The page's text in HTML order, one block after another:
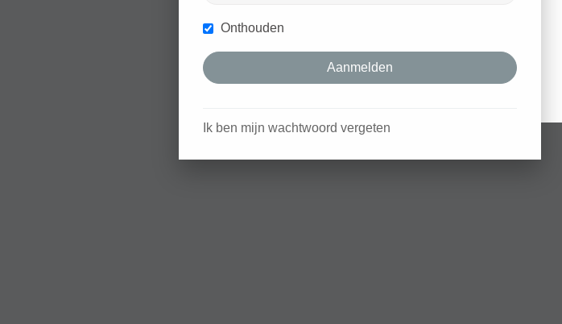
Onthouden
Ik ben mijn wachtwoord vergeten